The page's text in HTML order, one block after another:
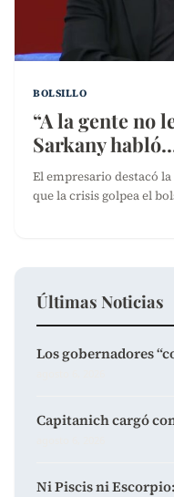
BOLSILLO
“A la gente no
Sarkany
El empresario destacó
que la crisis golpea el
Últimas Noticias
Los gobernadores
Capitanich cargó
Ni Piscis ni